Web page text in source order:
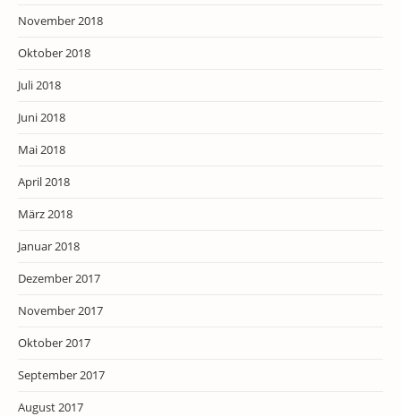
November 2018
Oktober 2018
Juli 2018
Juni 2018
Mai 2018
April 2018
März 2018
Januar 2018
Dezember 2017
November 2017
Oktober 2017
September 2017
August 2017